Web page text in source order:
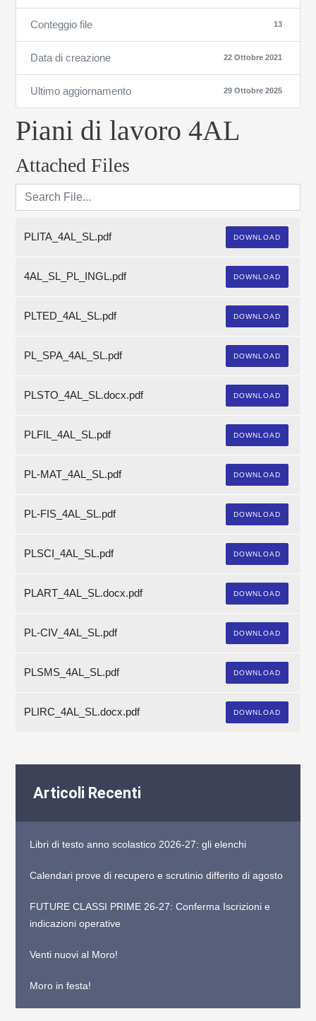
Conteggio file 13
Data di creazione 22 Ottobre 2021
Ultimo aggiornamento 29 Ottobre 2025
Piani di lavoro 4AL
Attached Files
PLITA_4AL_SL.pdf DOWNLOAD
4AL_SL_PL_INGL.pdf DOWNLOAD
PLTED_4AL_SL.pdf DOWNLOAD
PL_SPA_4AL_SL.pdf DOWNLOAD
PLSTO_4AL_SL.docx.pdf DOWNLOAD
PLFIL_4AL_SL.pdf DOWNLOAD
PL-MAT_4AL_SL.pdf DOWNLOAD
PL-FIS_4AL_SL.pdf DOWNLOAD
PLSCI_4AL_SL.pdf DOWNLOAD
PLART_4AL_SL.docx.pdf DOWNLOAD
PL-CIV_4AL_SL.pdf DOWNLOAD
PLSMS_4AL_SL.pdf DOWNLOAD
PLIRC_4AL_SL.docx.pdf DOWNLOAD
Articoli Recenti
Libri di testo anno scolastico 2026-27: gli elenchi
Calendari prove di recupero e scrutinio differito di agosto
FUTURE CLASSI PRIME 26-27: Conferma Iscrizioni e
indicazioni operative
Venti nuovi al Moro!
Moro in festa!